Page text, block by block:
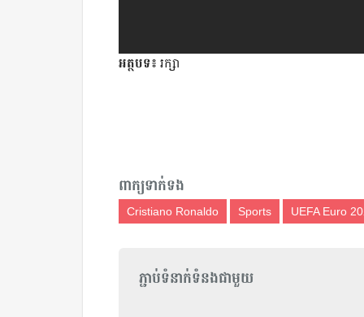
អត្ថបទ៖ រក្សា
ពាក្យទាក់ទង
Cristiano Ronaldo Sports UEFA Euro
ភ្ជាប់ទំនាក់ទំនងជាមួយ